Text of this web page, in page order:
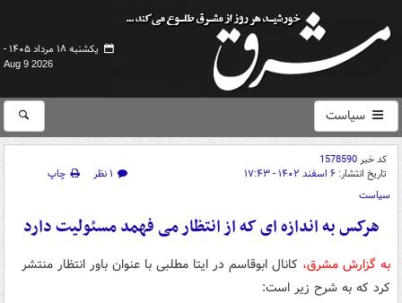
یکشنبه ۱۸ مرداد ۱۴۰۵ -
Aug 9 2026
سیاست
کد خبر1578590
تاریخ انتشار: ۶ اسفند ۱۴۰۲ - ۱۷:۴۳ ۱ نظر
چاپ
سیاست
هرکس به اندازه ای که از انتظار می فهمد مسئولیت دارد
به گزارش مشرق، کانال ابوقاسم در ایتا مطلبی با عنوان باور انتظار منتشر
کرد که به شرح زیر است: